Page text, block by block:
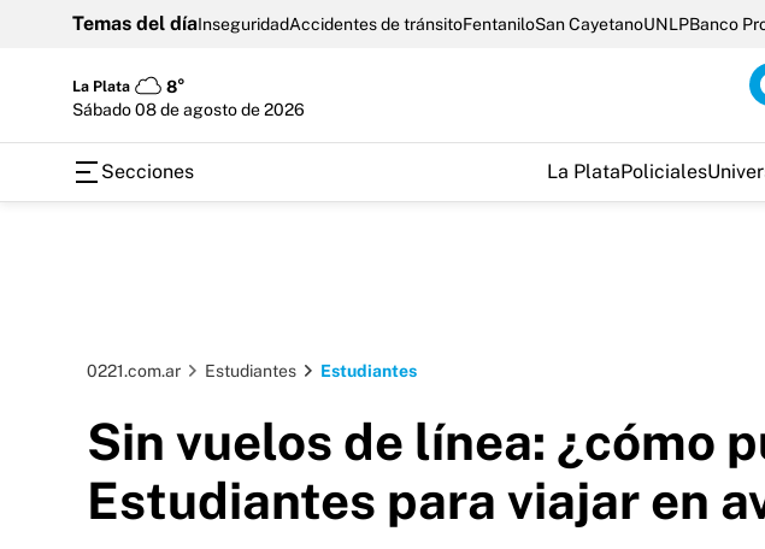
Temas del díaInseguridadAccidentes de tránsitoFentaniloSan CayetanoUNLPBanco
La Plata
8°
sábado 08 de agosto de 2026
Secciones La PlataPoliciales
0221.com.ar Estudiantes Estudiantes
Sin vuelos de línea: ¿cómo
Estudiantes para viajar en